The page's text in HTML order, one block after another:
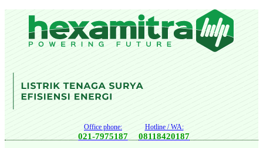
Office phone:
021-7975187
Hotline / WA:
08118420187